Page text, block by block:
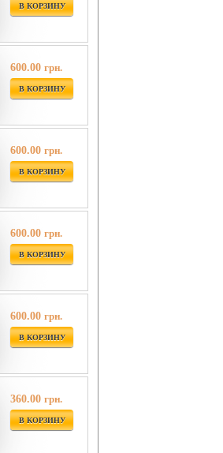
В КОРЗИНУ
600.00 грн.
В КОРЗИНУ
600.00 грн.
В КОРЗИНУ
600.00 грн.
В КОРЗИНУ
600.00 грн.
В КОРЗИНУ
360.00 грн.
В КОРЗИНУ